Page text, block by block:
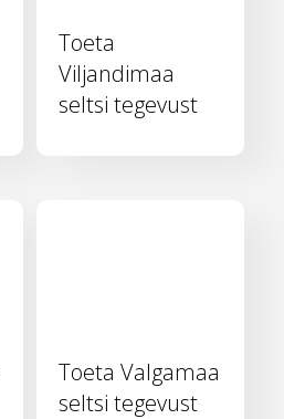
Toeta
Viljandimaa
seltsi tegevust
Toeta Valgamaa
seltsi tegevust